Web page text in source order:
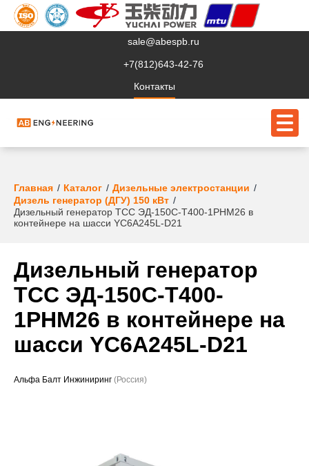
sale@abespb.ru
+7(812)643-42-76
Контакты
О компании
Клиентам
Сервис
Судовое ЭО
Проекты
Главная Каталог
Дизельные электростанции
Дизель генератор (ДГУ) 150 кВт
Дизельный генератор ТСС ЭД-150С-Т400-1РНМ26 в
контейнере на шасси YC6A245L-D21
Дизельный генератор
ТСС ЭД-150С-Т400-
1РНМ26 в контейнере на
шасси YC6A245L-D21
Альфа Балт Инжиниринг (Россия)